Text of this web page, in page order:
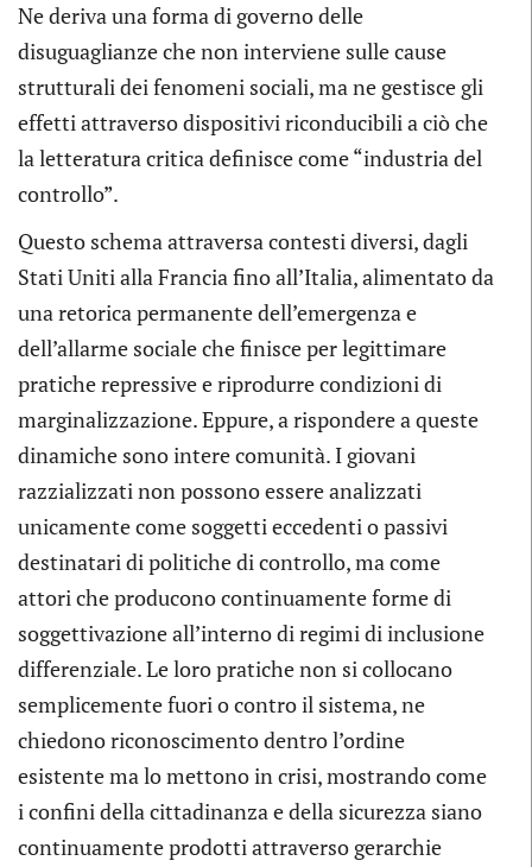
Ne deriva una forma di governo delle
disuguaglianze che non interviene sulle cause
strutturali dei fenomeni sociali, ma ne gestisce gli
effetti attraverso dispositivi riconducibili a ciò che
la letteratura critica definisce come “industria del
controllo”.
Questo schema attraversa contesti diversi, dagli
Stati Uniti alla Francia fino all’Italia, alimentato da
una retorica permanente dell’emergenza e
dell’allarme sociale che finisce per legittimare
pratiche repressive e riprodurre condizioni di
marginalizzazione. Eppure, a rispondere a queste
dinamiche sono intere comunità. I giovani
razzializzati non possono essere analizzati
unicamente come soggetti eccedenti o passivi
destinatari di politiche di controllo, ma come
attori che producono continuamente forme di
soggettivazione all’interno di regimi di inclusione
differenziale. Le loro pratiche non si collocano
semplicemente fuori o contro il sistema, ne
chiedono riconoscimento dentro l’ordine
esistente ma lo mettono in crisi, mostrando come
i confini della cittadinanza e della sicurezza siano
continuamente prodotti attraverso gerarchie